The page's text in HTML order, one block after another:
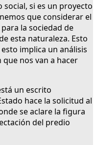
social, si es un proyecto
que considerar el
la sociedad de
esta naturaleza. Esto
implica un análisis
nos van a hacer
un escrito
hace la solicitud al
se aclare la figura
del predio